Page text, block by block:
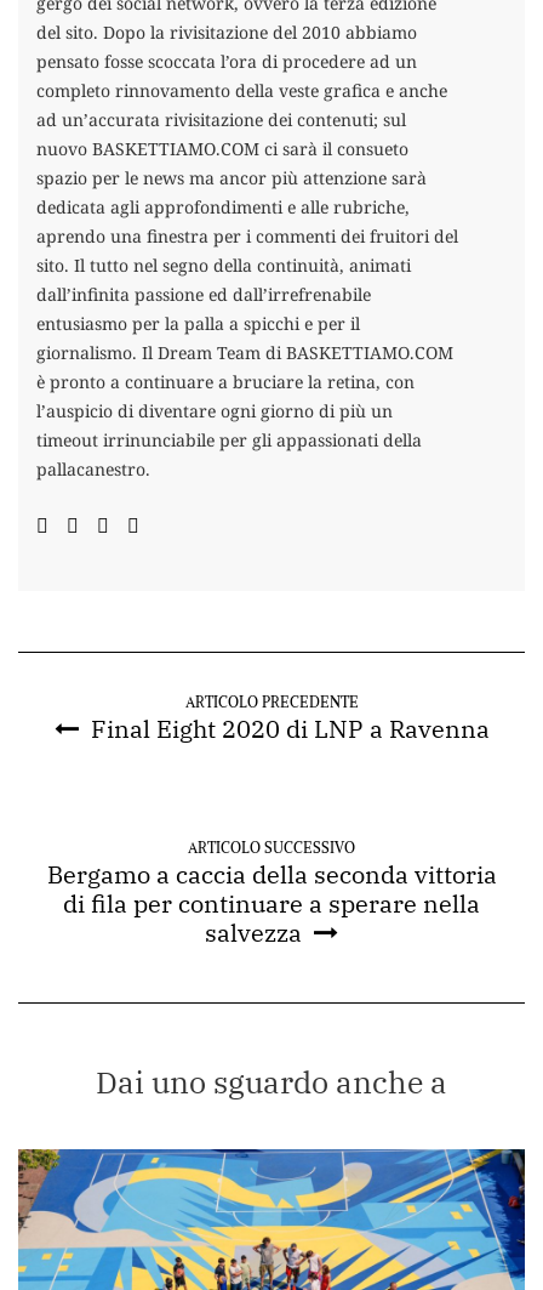
del sito. Dopo la rivisitazione del 2010 abbiamo
pensato fosse scoccata l’ora di procedere ad un
completo rinnovamento della veste grafica e anche
ad un’accurata rivisitazione dei contenuti; sul
nuovo BASKETTIAMO.COM ci sarà il consueto
spazio per le news ma ancor più attenzione sarà
dedicata agli approfondimenti e alle rubriche,
aprendo una finestra per i commenti dei fruitori del
sito. Il tutto nel segno della continuità, animati
dall’infinita passione ed dall’irrefrenabile
entusiasmo per la palla a spicchi e per il
giornalismo. Il Dream Team di BASKETTIAMO.COM
è pronto a continuare a bruciare la retina, con
l’auspicio di diventare ogni giorno di più un
timeout irrinunciabile per gli appassionati della
pallacanestro.
ARTICOLO PRECEDENTE
Final Eight 2020 di LNP a Ravenna
ARTICOLO SUCCESSIVO
Bergamo a caccia della seconda vittoria
di fila per continuare a sperare nella
salvezza
Dai uno sguardo anche a